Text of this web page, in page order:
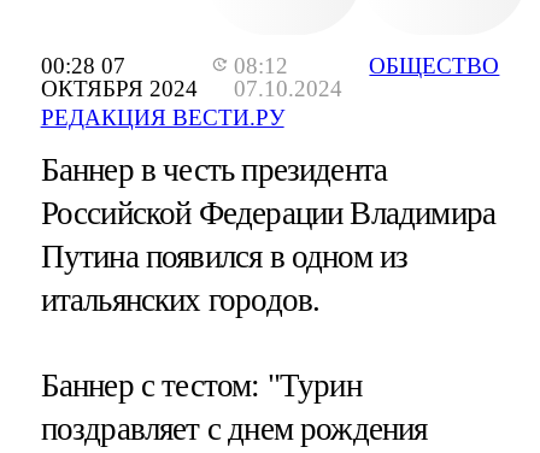
00:28 07
ОКТЯБРЯ 2024
08:12
07.10.2024
РЕДАКЦИЯ ВЕСТИ.РУ
ОБЩЕСТВО
Баннер в честь президента
Российской Федерации Владимира
Путина появился в одном из
итальянских городов.
Баннер с тестом: "Турин
поздравляет с днем рождения